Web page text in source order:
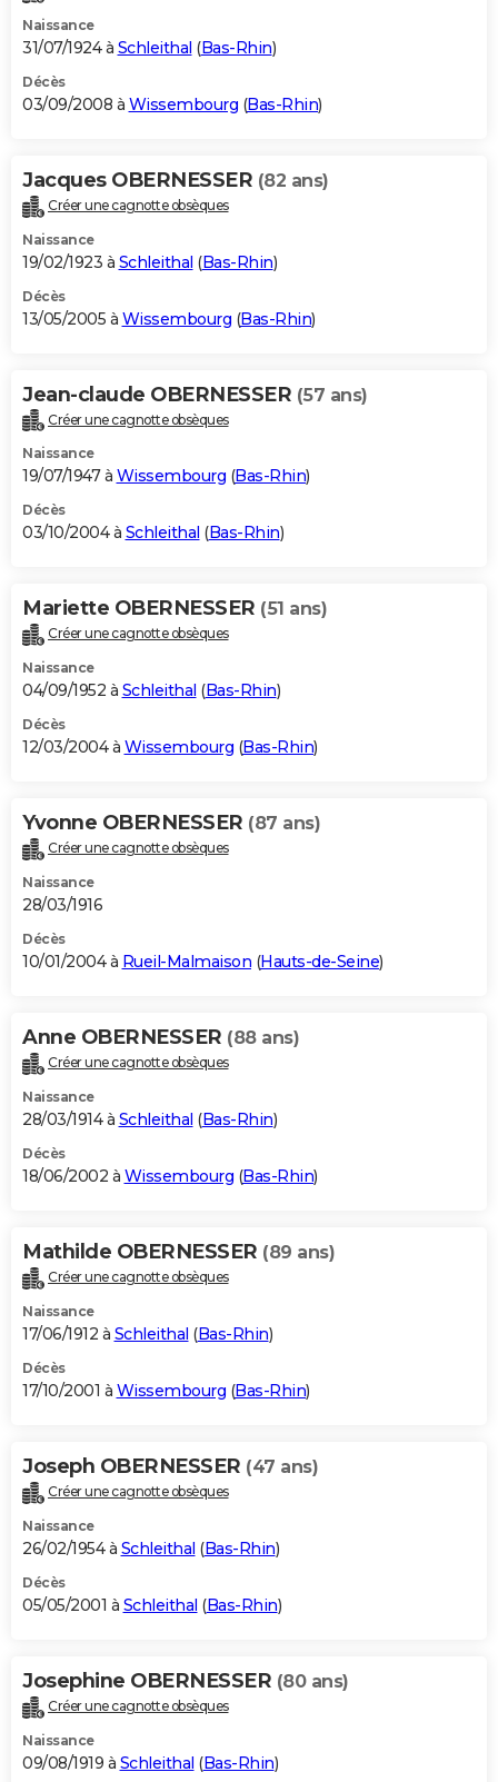
Naissance
31/07/1924 à Schleithal (Bas-Rhin)
Décès
03/09/2008 à Wissembourg (Bas-Rhin)
Jacques OBERNESSER (82 ans)
Créer une cagnotte obsèques
Naissance
19/02/1923 à Schleithal (Bas-Rhin)
Décès
13/05/2005 à Wissembourg (Bas-Rhin)
Jean-claude OBERNESSER (57 ans)
Créer une cagnotte obsèques
Naissance
19/07/1947 à Wissembourg (Bas-Rhin)
Décès
03/10/2004 à Schleithal (Bas-Rhin)
Mariette OBERNESSER (51 ans)
Créer une cagnotte obsèques
Naissance
04/09/1952 à Schleithal (Bas-Rhin)
Décès
12/03/2004 à Wissembourg (Bas-Rhin)
Yvonne OBERNESSER (87 ans)
Créer une cagnotte obsèques
Naissance
28/03/1916
Décès
10/01/2004 à Rueil-Malmaison (Hauts-de-Seine)
Anne OBERNESSER (88 ans)
Créer une cagnotte obsèques
Naissance
28/03/1914 à Schleithal (Bas-Rhin)
Décès
18/06/2002 à Wissembourg (Bas-Rhin)
Mathilde OBERNESSER (89 ans)
Créer une cagnotte obsèques
Naissance
17/06/1912 à Schleithal (Bas-Rhin)
Décès
17/10/2001 à Wissembourg (Bas-Rhin)
Joseph OBERNESSER (47 ans)
Créer une cagnotte obsèques
Naissance
26/02/1954 à Schleithal (Bas-Rhin)
Décès
05/05/2001 à Schleithal (Bas-Rhin)
Josephine OBERNESSER (80 ans)
Créer une cagnotte obsèques
Naissance
09/08/1919 à Schleithal (Bas-Rhin)